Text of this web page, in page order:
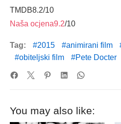
TMDB8.2/10
Naša ocjena9.2/10
Tag: 2015 animirani film
obiteljski film
Pete Docter
You may also like: